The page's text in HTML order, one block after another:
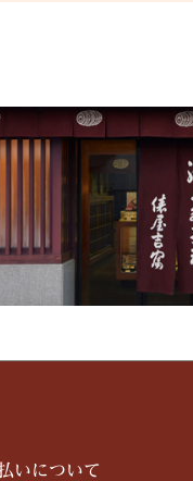
いについて